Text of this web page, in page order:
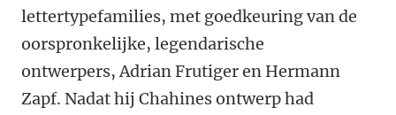
lettertypefamilies, met goedkeuring van de
oorspronkelijke, legendarische
ontwerpers, Adrian Frutiger en Hermann
Zapf. Nadat hij Chahines ontwerp had